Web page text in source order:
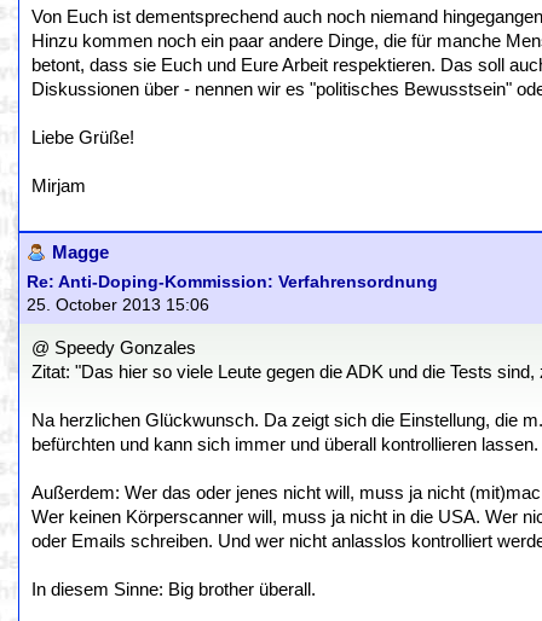
Von Euch ist dementsprechend auch noch niemand
Hinzu kommen noch ein paar andere Dinge, die für manche
betont, dass sie Euch und Eure Arbeit respektieren. Das soll
Diskussionen über - nennen wir es "politisches Bewusstsein"
Liebe Grüße!
Mirjam
Magge
Re: Anti-Doping-Kommission: Verfahrensordnung
25. October 2013 15:06
@ Speedy Gonzales
Zitat: "Das hier so viele Leute gegen die ADK und die Tests
Na herzlichen Glückwunsch. Da zeigt sich die Einstellung, die
befürchten und kann sich immer und überall kontrollieren
Außerdem: Wer das oder jenes nicht will, muss ja nicht
Wer keinen Körperscanner will, muss ja nicht in die USA. Wer
oder Emails schreiben. Und wer nicht anlasslos kontrolliert
In diesem Sinne: Big brother überall.